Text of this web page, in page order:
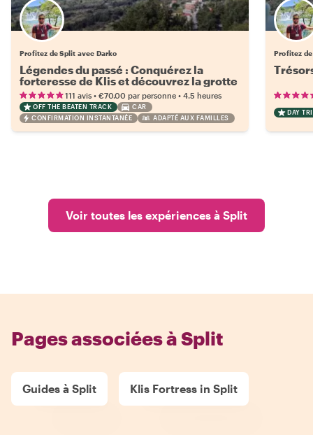
Profitez de Split avec Darko
Légendes du passé : Conquérez la
forteresse de Klis et découvrez la grotte
de Vranjaca
111 avis • €70.00 par personne • 4.5 heures
OFF THE BEATEN TRACK
CAR
CONFIRMATION INSTANTANÉE
ADAPTÉ AUX FAMILLES
Profitez
DAY
Voir toutes les expériences à Split
Pages associées à Split
Guides à Split Klis Fortress in Split